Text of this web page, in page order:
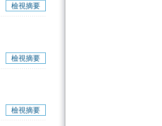
檢視摘要
檢視摘要
檢視摘要